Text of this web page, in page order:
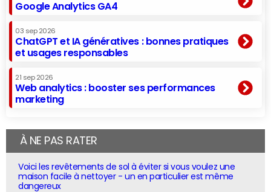
Google Analytics GA4
03 sep 2026
ChatGPT et IA génératives : bonnes pratiques
et usages responsables
21 sep 2026
Web analytics : booster ses performances
marketing
À NE PAS RATER
Voici les revêtements de sol à éviter si vous voulez une
maison facile à nettoyer - un en particulier est même
dangereux